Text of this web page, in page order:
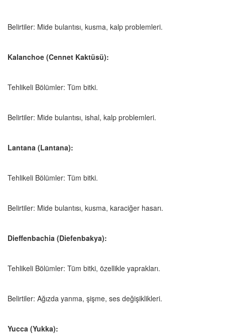
Belirtiler: Mide bulantısı, kusma, kalp problemleri.
Kalanchoe (Cennet Kaktüsü):
Tehlikeli Bölümler: Tüm bitki.
Belirtiler: Mide bulantısı, ishal, kalp problemleri.
Lantana (Lantana):
Tehlikeli Bölümler: Tüm bitki.
Belirtiler: Mide bulantısı, kusma, karaciğer hasarı.
Dieffenbachia (Diefenbakya):
Tehlikeli Bölümler: Tüm bitki, özellikle yaprakları.
Belirtiler: Ağızda yanma, şişme, ses değişiklikleri.
Yucca (Yukka):